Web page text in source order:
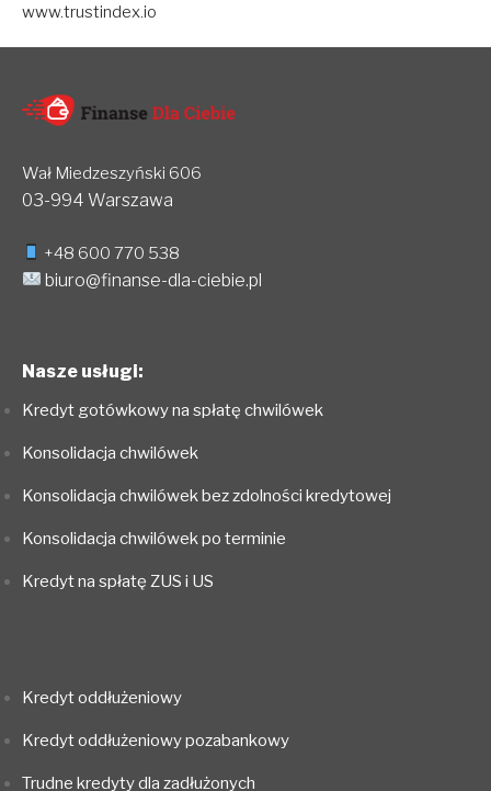
www.trustindex.io
Wał Miedzeszyński 606
03-994 Warszawa
+48 600 770 538
biuro@finanse-dla-ciebie.pl
Nasze usługi:
Kredyt gotówkowy na spłatę chwilówek
Konsolidacja chwilówek
Konsolidacja chwilówek bez zdolności kredytowej
Konsolidacja chwilówek po terminie
Kredyt na spłatę ZUS i US
Kredyt oddłużeniowy
Kredyt oddłużeniowy pozabankowy
Trudne kredyty dla zadłużonych